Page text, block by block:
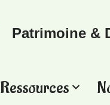
Patrimoine &
Ressources